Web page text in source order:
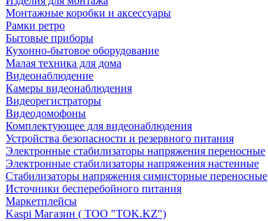
Монтажные коробки и аксессуары
Рамки ретро
Бытовые приборы
Кухонно-бытовое оборудование
Малая техника для дома
Видеонаблюдение
Камеры видеонаблюдения
Видеорегистраторы
Видеодомофоны
Комплектующее для видеонаблюдения
Устройства безопасности и резервного питания
Электронные стабилизаторы напряжения переносные
Электронные стабилизаторы напряжения настенные
Стабилизаторы напряжения симисторные переносные
Источники бесперебойного питания
Маркетплейсы
Kaspi Магазин ( ТОО "TOK.KZ")